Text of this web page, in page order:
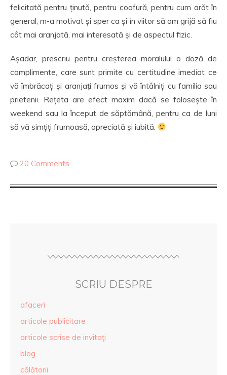
felicitată pentru ținută, pentru coafură, pentru cum arăt în
general, m-a motivat și sper ca și în viitor să am grijă să fiu
cât mai aranjată, mai interesată și de aspectul fizic.
Așadar, prescriu pentru creșterea moralului o doză de
complimente, care sunt primite cu certitudine imediat ce
vă îmbrăcați și aranjați frumos și vă întâlniți cu familia sau
prietenii. Rețeta are efect maxim dacă se folosește în
weekend sau la început de săptămână, pentru ca de luni
să vă simțiți frumoasă, apreciată și iubită.
20 Comments
SCRIU DESPRE
afaceri
articole publicitare
articole scrise de invitaţi
blog
călătorii